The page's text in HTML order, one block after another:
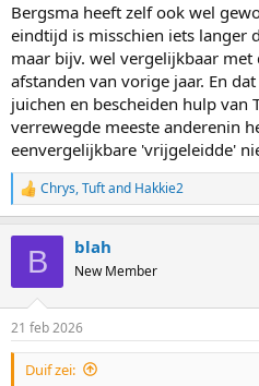
Bergsma heeft zelf ook wel
eindtijd is misschien iets langer
maar bijv. wel vergelijkbaar
afstanden van vorige jaar. En
juichen en bescheiden hulp van
verrewegde meeste anderenin
eenvergelijkbare 'vrijgeleidde'
R
e
s
:
Chrys,Tuftand Hakkie2
B blah
New Member
21 feb 2026
Duif zei: